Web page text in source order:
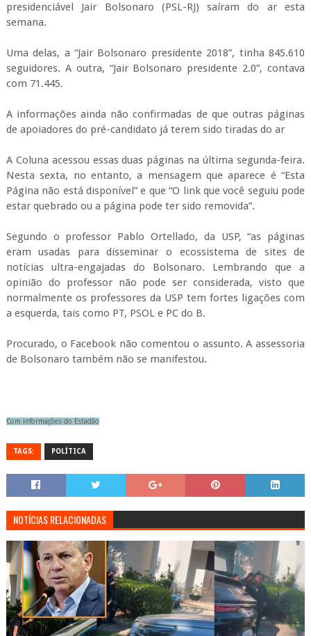
presidenciável Jair Bolsonaro (PSL-RJ) saíram do ar esta
semana.
Uma delas, a “Jair Bolsonaro presidente 2018”, tinha 845.610
seguidores. A outra, “Jair Bolsonaro presidente 2.0”, contava
com 71.445.
A informações ainda não confirmadas de que outras páginas
de apoiadores do pré-candidato já terem sido tiradas do ar
A Coluna acessou essas duas páginas na última segunda-feira.
Nesta sexta, no entanto, a mensagem que aparece é “Esta
Página não está disponível” e que “O link que você seguiu pode
estar quebrado ou a página pode ter sido removida”.
Segundo o professor Pablo Ortellado, da USP, “as páginas
eram usadas para disseminar o ecossistema de sites de
notícias ultra-engajadas do Bolsonaro. Lembrando que a
opinião do professor não pode ser considerada, visto que
normalmente os professores da USP tem fortes ligações com
a esquerda, tais como PT, PSOL e PC do B.
Procurado, o Facebook não comentou o assunto. A assessoria
de Bolsonaro também não se manifestou.
Com informações do Estadão
TAGS: POLÍTICA
NOTÍCIAS RELACIONADAS